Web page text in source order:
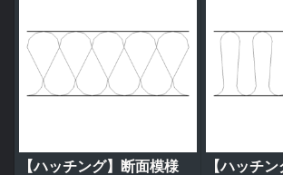
【ハッチング】断面模様
【ハッチ